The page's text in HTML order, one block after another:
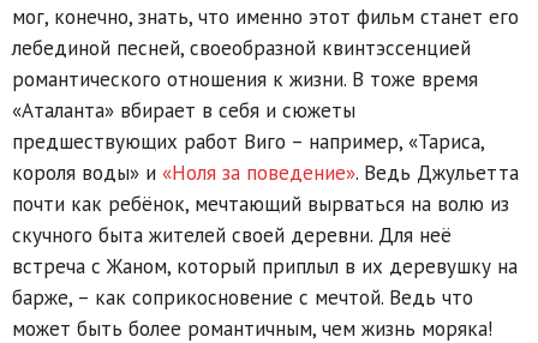
мог, конечно, знать, что именно этот фильм станет его
лебединой песней, своеобразной квинтэссенцией
романтического отношения к жизни. В тоже время
«Аталанта» вбирает в себя и сюжеты
предшествующих работ Виго – например, «Тариса,
короля воды» и «Ноля за поведение». Ведь Джульетта
почти как ребёнок, мечтающий вырваться на волю из
скучного быта жителей своей деревни. Для неё
встреча с Жаном, который приплыл в их деревушку на
барже, – как соприкосновение с мечтой. Ведь что
может быть более романтичным, чем жизнь моряка!